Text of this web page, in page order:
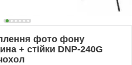
фото фону
+ стійки DNP-240G